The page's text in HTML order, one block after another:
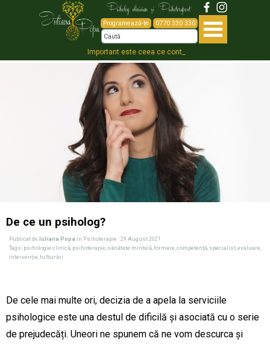
Programează-te 0770 330 330
Psiholog clinician și Psihoterapeut
Important este ceea ce contea_
De ce un psiholog?
Publicat de Iuliana Popa în Psihoterapie · 29 August 2021
Tags: psihologie clinică psihoterapie sănătate mintală formare competență specialist evaluare
intervenție tulburări
De cele mai multe ori, decizia de a apela la serviciile
psihologice este una destul de dificilă și asociată cu o serie
de prejudecăți. Uneori ne spunem că ne vom descurca și